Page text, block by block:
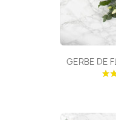
GERBE DE